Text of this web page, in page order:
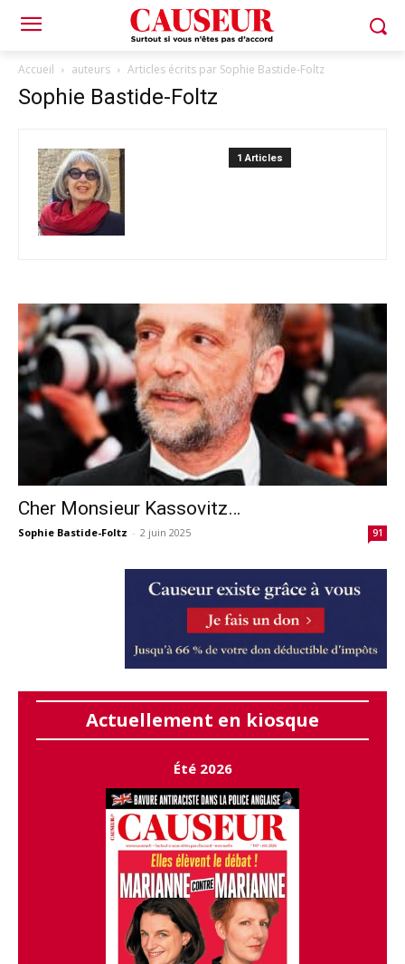
Accueil auteurs Articles écrits par Sophie Bastide-Foltz
Sophie Bastide-Foltz
1 Articles
Cher Monsieur Kassovitz…
Sophie Bastide-Foltz - 2 juin 2025 91
Actuellement en kiosque
Été 2026